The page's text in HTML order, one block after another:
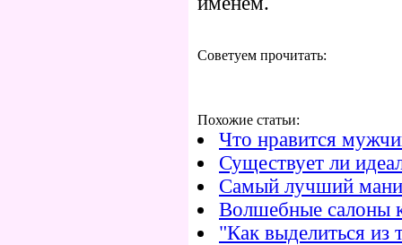
Советуем прочитать:
Похожие статьи:
Что нравится
Существует ли
Самый лучший
Волшебные салоны
"Как выделиться из